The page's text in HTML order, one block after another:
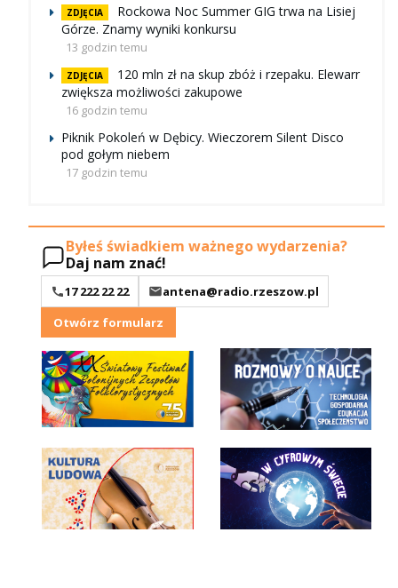
ZDJĘCIA
Rockowa Noc Summer GIG trwa na Lisiej
Górze. Znamy wyniki konkursu
13 godzin temu
ZDJĘCIA
120 mln zł na skup zbóż i rzepaku. Elewarr
zwiększa możliwości zakupowe
16 godzin temu
Piknik Pokoleń w Dębicy. Wieczorem Silent Disco
pod gołym niebem
17 godzin temu
Byłeś świadkiem ważnego wydarzenia?
Daj nam znać!
17 222 22 22
antena@radio.rzeszow.pl
Otwórz formularz